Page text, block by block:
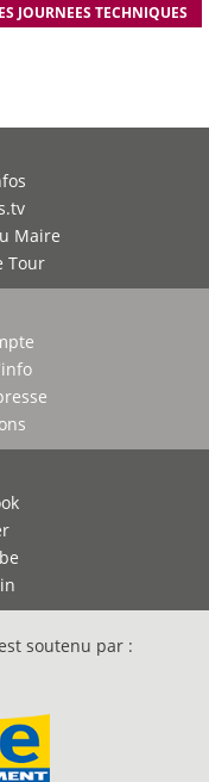
JOURNEES TECHNIQUES
Maire
Tour
soutenu par :